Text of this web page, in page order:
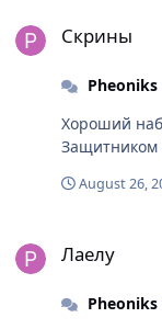
Скрины
Pheoniks
Хороший
Защитником
August 26,
Лаелу
Pheoniks